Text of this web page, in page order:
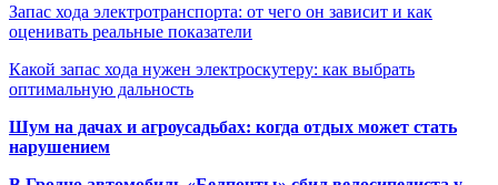
Запас хода электротранспорта: от чего он зависит и как
оценивать реальные показатели
Какой запас хода нужен электроскутеру: как выбрать
оптимальную дальность
Шум на дачах и агроусадьбах: когда отдых может стать
нарушением